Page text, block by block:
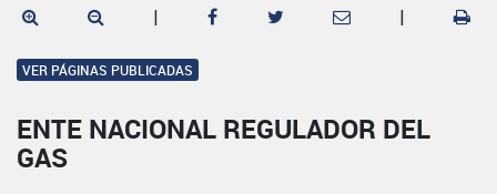
| |
VER PÁGINAS PUBLICADAS
ENTE NACIONAL REGULADOR DEL
GAS